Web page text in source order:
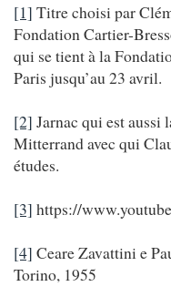
[1] Titre choisi par
Fondation Cartier-
qui se tient à la
Paris jusqu’au 23
[2] Jarnac qui est aussi
Mitterrand avec qui
études.
[3] https://
[4] Ceare Zavattini e
Torino, 1955